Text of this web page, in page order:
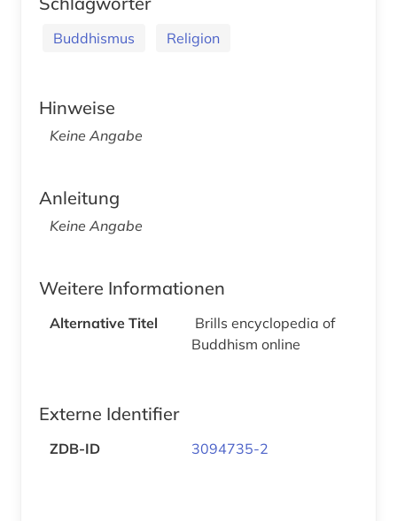
Buddhismus Religion
Hinweise
Keine Angabe
Anleitung
Keine Angabe
Weitere Informationen
Alternative Titel
Brills encyclopedia of
Buddhism online
Externe Identifier
ZDB-ID 3094735-2